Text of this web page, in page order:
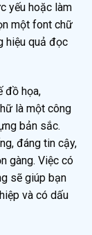
yếu hoặc làm
một font chữ
hiệu quả đọc
đồ họa,
là một công
bản sắc.
đáng tin cậy,
gàng. Việc có
sẽ giúp bạn
và có dấu